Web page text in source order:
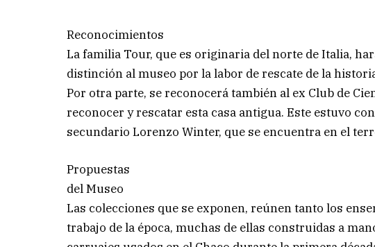
Reconocimientos
La familia Tour, que es originaria del norte de Italia,
distinción al museo por la labor de rescate de la
Por otra parte, se reconocerá también al ex Club de
reconocer y rescatar esta casa antigua. Este estuvo
secundario Lorenzo Winter, que se encuentra en el
Propuestas
del Museo
Las colecciones que se exponen, reúnen tanto los
trabajo de la época, muchas de ellas construidas a